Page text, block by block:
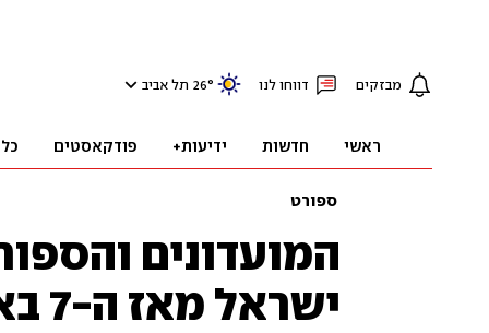
מבזקים דווחו לנו 26° תל אביב
ראשי חדשות ידיעות+ פודקאסטים
ספורט
המועדונים
ישראל מאז ה-7 באוקטובר